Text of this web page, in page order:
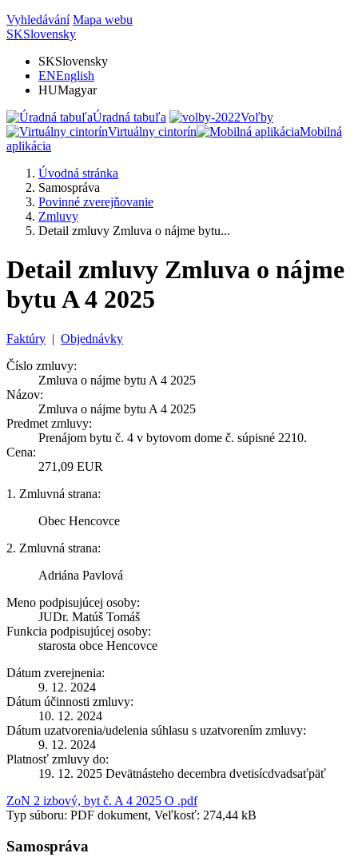
Vyhledávání Mapa webu
SKSlovensky
SKSlovensky
ENEnglish
HUMagyar
Úradná tabuľa
Voľby
Virtuálny cintorín
Mobilná
aplikácia
Úvodná stránka
Samospráva
Povinné zverejňovanie
Zmluvy
Detail zmluvy Zmluva o nájme bytu...
Detail zmluvy Zmluva o nájme
bytu A 4 2025
Faktúry | Objednávky
Číslo zmluvy:
Zmluva o nájme bytu A 4 2025
Názov:
Zmluva o nájme bytu A 4 2025
Predmet zmluvy:
Prenájom bytu č. 4 v bytovom dome č. súpisné 2210.
Cena:
271,09 EUR
1. Zmluvná strana:
Obec Hencovce
2. Zmluvná strana:
Adriána Pavlová
Meno podpisujúcej osoby:
JUDr. Matúš Tomáš
Funkcia podpisujúcej osoby:
starosta obce Hencovce
Dátum zverejnenia:
9. 12. 2024
Dátum účinnosti zmluvy:
10. 12. 2024
Dátum uzatvorenia/udelenia súhlasu s uzatvorením zmluvy:
9. 12. 2024
Platnosť zmluvy do:
19. 12. 2025 Devätnásteho decembra dvetisícdvadsaťpäť
ZoN 2 izbový, byt č. A 4 2025 O .pdf
Typ súboru: PDF dokument, Veľkosť: 274,44 kB
Samospráva